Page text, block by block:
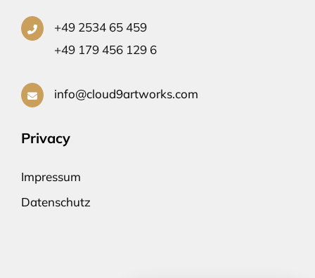
+49 2534 65 459
+49 179 456 129 6
info@cloud9artworks.com
Privacy
Impressum
Datenschutz